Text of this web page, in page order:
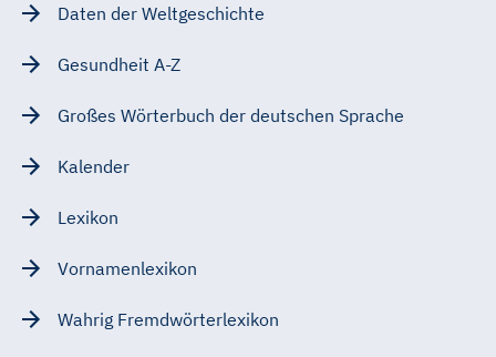
Daten der Weltgeschichte
Gesundheit A-Z
Großes Wörterbuch der deutschen Sprache
Kalender
Lexikon
Vornamenlexikon
Wahrig Fremdwörterlexikon